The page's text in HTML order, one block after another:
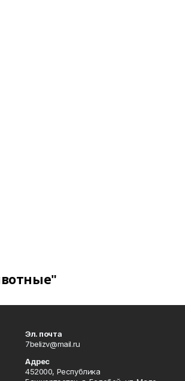
Эл. почта
7belizv@mail.ru
Адрес
452000, Республика